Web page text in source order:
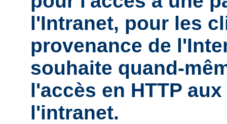
l'Intranet, pour les
provenance de
souhaite quand-
l'accès en HTTP
l'intranet.